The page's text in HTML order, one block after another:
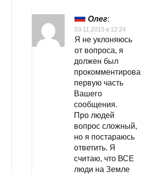
Олег:
03.11.2015 в 12:24
Я не уклоняюсь
от вопроса, я
должен был
первую часть
Вашего
сообщения.
Про людей
вопрос сложный,
но я постараюсь
ответить. Я
считаю, что ВСЕ
люди на Земле